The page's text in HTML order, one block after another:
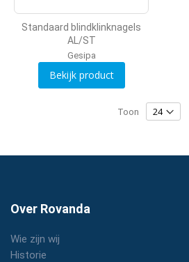
Standaard blindklinknagels
AL/ST
Gesipa
Bekijk product
Toon
Over Rovanda
Wie zijn wij
Historie